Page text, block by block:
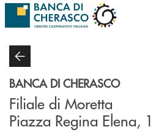
Salta al contenuto principale
BANCA DI CHERASCO
Filiale di Moretta
Piazza Regina Elena, 1